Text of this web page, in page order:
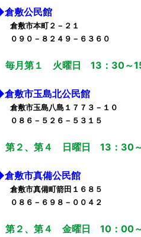
敷公民館
倉敷市本町２－２１
０９０－８２４９－６３６０
毎月第１ 火曜日 13：30～
敷市玉島北公民館
倉敷市玉島八島１７７３－１０
０８６－５２６－５３１５
第２、第４ 日曜日 13：30
敷市真備公民館
倉敷市真備町箭田１６８５
０８６－６９８－００４２
第２、第４ 金曜日 10：00